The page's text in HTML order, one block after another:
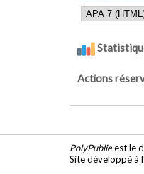
Actions
PolyPublieest le
Site développé à